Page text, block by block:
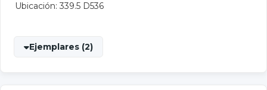
Ubicación: 339.5 D536
Ejemplares (2)